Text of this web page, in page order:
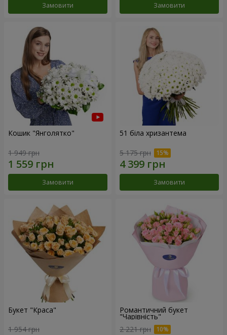
Замовити Замовити
Кошик "Янголятко"
1 949 грн
Замовити
51 біла хризантема
5 175 грн
Замовити
Букет "Краса"
1 954 грн
Романтичний букет
"Чарівність"
2 221 грн